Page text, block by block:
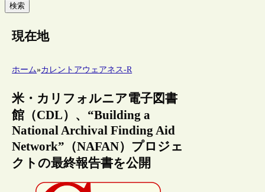
検索
現在地
ホーム»カレントアウェアネス-R
米・カリフォルニア電子図書
館（CDL）、“Building a
National Archival Finding Aid
Network”（NAFAN）プロジェ
クトの最終報告書を公開